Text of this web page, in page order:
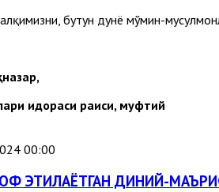
бутун дунё мўмин-
идораси раиси, муфтий
00:00
ЭТИЛАЁТГАН ДИНИЙ-